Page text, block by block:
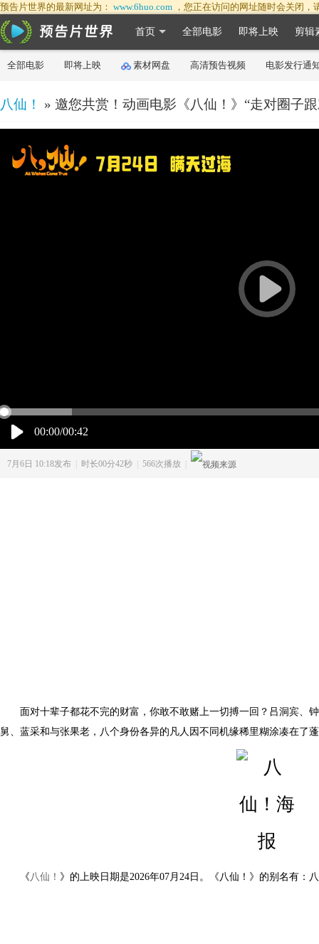
预告片世界的最新网址为： www.6huo.com ，您正在访问的网址随时会关闭
首页 全部电影 即将上映 剪辑
全部电影 即将上映 素材网盘 高清预告视频 电影发行通
八仙！ » 邀您共赏！动画电影《八仙！》“走对圈子
00:00/00:42
7月6日 10:18发布 时长00分42秒 566次播放
面对十辈子都花不完的财富，你敢不敢赌上一切搏一回？吕洞宾、
舅、蓝采和与张果老，八个身份各异的凡人因不同机缘稀里糊涂凑在了
《 八仙！ 》的上映日期是2026年07月24日。《八仙！》的别名有：